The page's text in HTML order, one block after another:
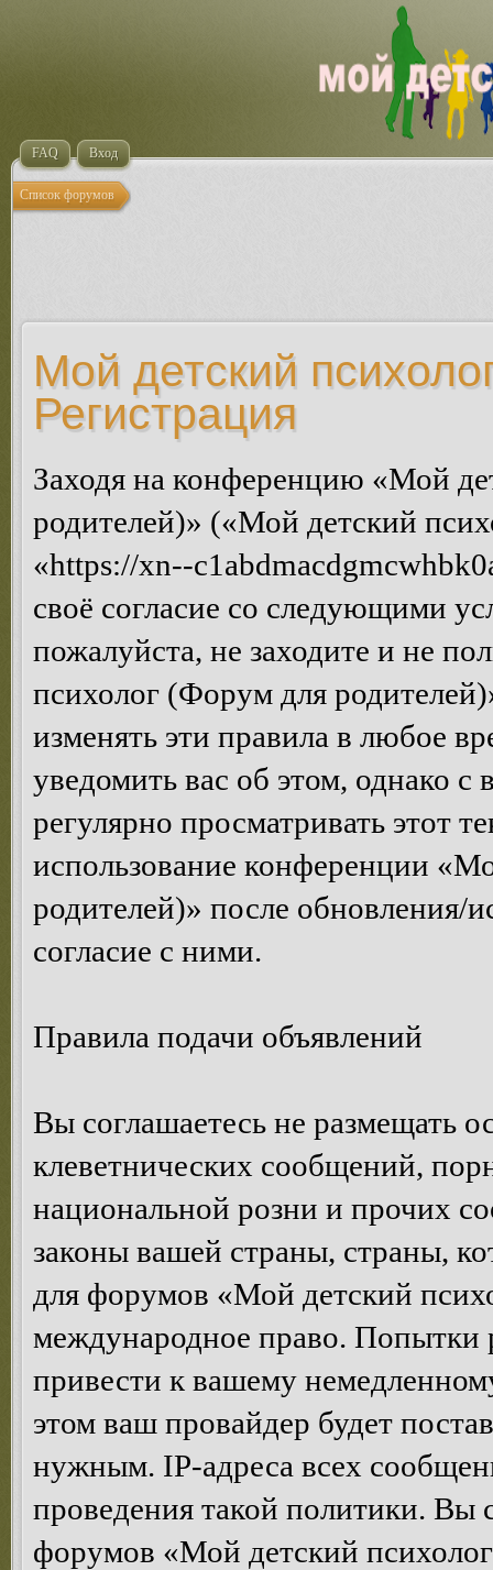
FAQ Вход
Список форумов
Мой детский
Регистрация
Заходя на конференцию «Мой
родителей)» («Мой детский
«https://xn--
своё согласие со следующими
пожалуйста, не заходите и не
психолог (Форум для
изменять эти правила в любое
уведомить вас об этом, однако
регулярно просматривать этот
использование конференции
родителей)» после обновления/
согласие с ними.
Правила подачи объявлений
Вы соглашаетесь не размещать
клеветнических сообщений,
национальной розни и прочих
законы вашей страны, страны,
для форумов «Мой детский
международное право. Попытки
привести к вашему
этом ваш провайдер будет
нужным. IP-адреса всех
проведения такой политики. Вы
форумов «Мой детский